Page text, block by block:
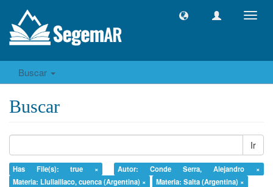
Buscar
Buscar
Ir
Has File(s): true ×
Autor: Conde Serra, Alejandro ×
Materia: Llullaillaco, cuenca (Argentina) ×
Materia: Salta (Argentina) ×